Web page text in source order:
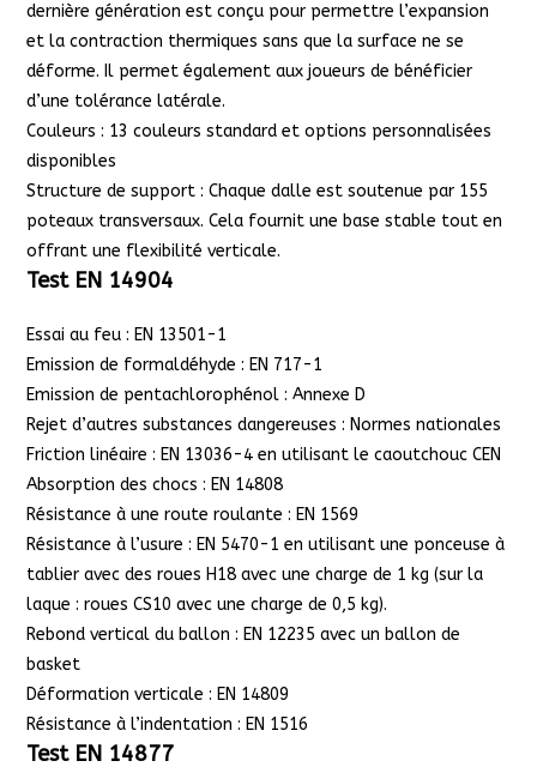
dernière génération est conçu pour permettre l’expansion
et la contraction thermiques sans que la surface ne se
déforme. Il permet également aux joueurs de bénéficier
d’une tolérance latérale.
Couleurs : 13 couleurs standard et options personnalisées
disponibles
Structure de support : Chaque dalle est soutenue par 155
poteaux transversaux. Cela fournit une base stable tout en
offrant une flexibilité verticale.
Test EN 14904
Essai au feu : EN 13501-1
Emission de formaldéhyde : EN 717-1
Emission de pentachlorophénol : Annexe D
Rejet d’autres substances dangereuses : Normes nationales
Friction linéaire : EN 13036-4 en utilisant le caoutchouc CEN
Absorption des chocs : EN 14808
Résistance à une route roulante : EN 1569
Résistance à l’usure : EN 5470-1 en utilisant une ponceuse à
tablier avec des roues H18 avec une charge de 1 kg (sur la
laque : roues CS10 avec une charge de 0,5 kg).
Rebond vertical du ballon : EN 12235 avec un ballon de
basket
Déformation verticale : EN 14809
Résistance à l’indentation : EN 1516
Test EN 14877